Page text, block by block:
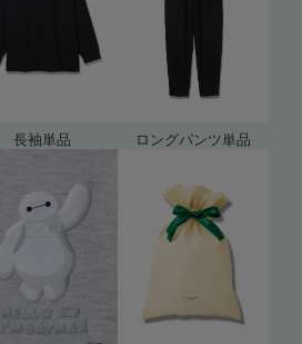
長袖単品 ロングパンツ単品